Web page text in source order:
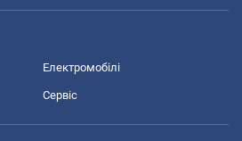
Електромобілі
Сервіс